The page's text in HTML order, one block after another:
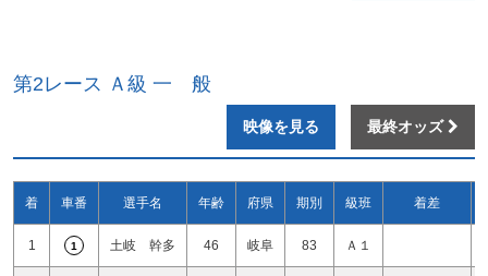
第2レース Ａ級 一 般
映像を見る 最終オッズ
着 車番 選手名 年齢 府県 期別 級班 着差
1 1 土岐 幹多 46 岐阜 83 Ａ１